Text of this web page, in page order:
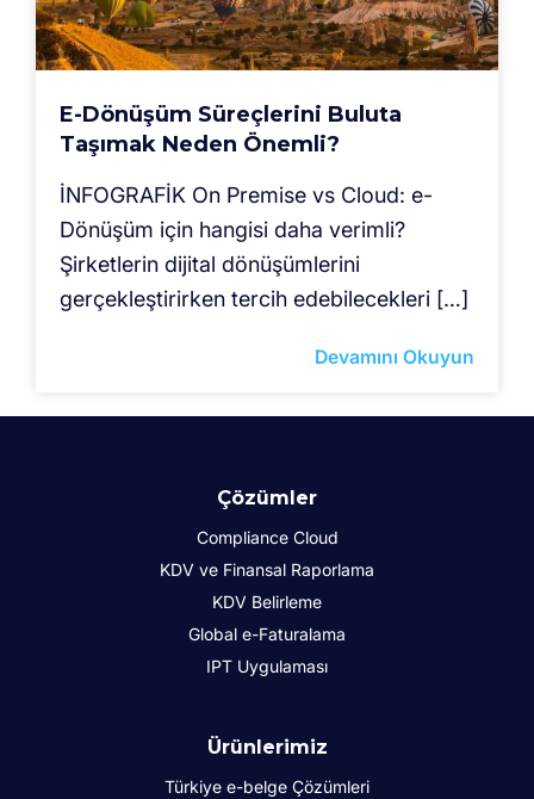
E-Dönüşüm Süreçlerini Buluta
Taşımak Neden Önemli?
İNFOGRAFİK On Premise vs Cloud: e-
Dönüşüm için hangisi daha verimli?
Şirketlerin dijital dönüşümlerini
gerçekleştirirken tercih edebilecekleri […]
Devamını Okuyun
Çözümler
Compliance Cloud
KDV ve Finansal Raporlama
KDV Belirleme
Global e-Faturalama
IPT Uygulaması
Ürünlerimiz
Türkiye e-belge Çözümleri